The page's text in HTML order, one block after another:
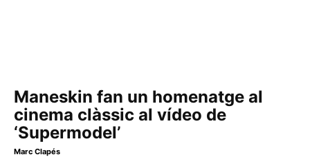
Maneskin fan un homenatge al
cinema clàssic al vídeo de
‘Supermodel’
Marc Clapés